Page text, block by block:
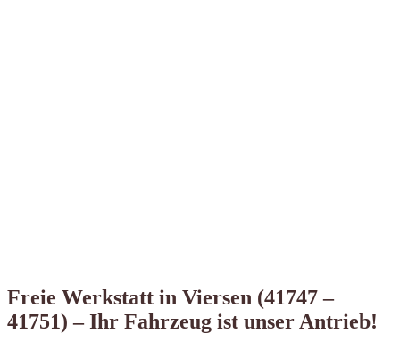
Freie Werkstatt in Viersen (41747 –
41751) – Ihr Fahrzeug ist unser Antrieb!